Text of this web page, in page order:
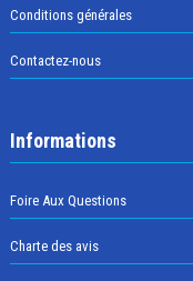
Conditions générales
Contactez-nous
Informations
Foire Aux Questions
Charte des avis